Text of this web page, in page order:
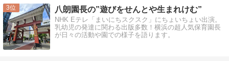
3 八朗園長の”遊びをせんとや生まれけむ”
NHK Eテレ「まいにちスクスク」にちょいちょい出演。
乳幼児の発達に関わる出版多数！横浜の超人気保育園長
が日々の活動や園での様子を語ります。